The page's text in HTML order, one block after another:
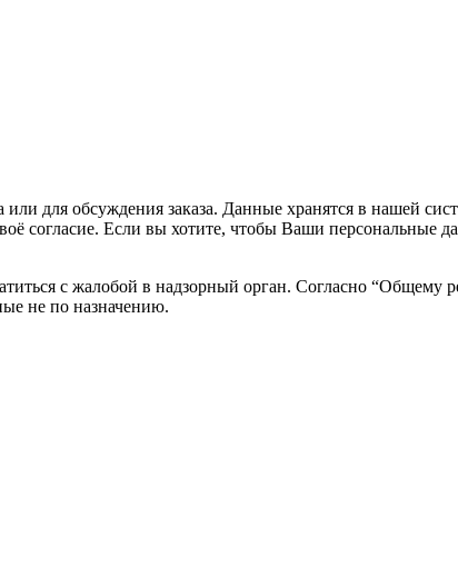
для обсуждения заказа. Данные хранятся в нашей
согласие. Если вы хотите, чтобы Ваши персональные
с жалобой в надзорный орган. Согласно “Общему
не по назначению.